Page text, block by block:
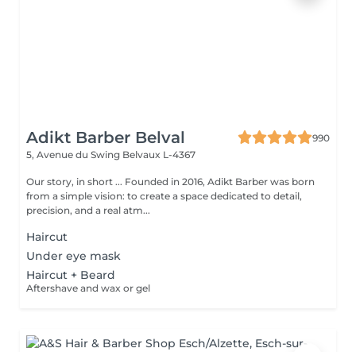
Adikt Barber Belval
990
5, Avenue du Swing Belvaux L-4367
Our story, in short ... Founded in 2016, Adikt Barber was born
from a simple vision: to create a space dedicated to detail,
precision, and a real atm...
Haircut
Under eye mask
Haircut + Beard
Aftershave and wax or gel